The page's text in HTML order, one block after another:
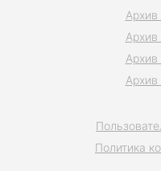
Политика
Архив
Архив
Архив